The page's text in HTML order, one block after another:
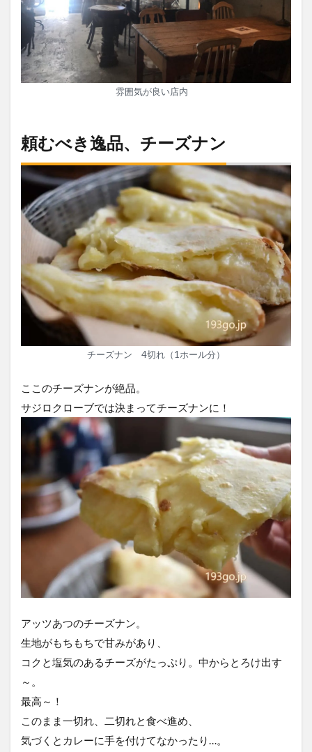
雰囲気が良い店内
頼むべき逸品、チーズナン
チーズナン 4切れ（1ホール分）
ここのチーズナンが絶品。
サジロクローブでは決まってチーズナンに！
アッツあつのチーズナン。
生地がもちもちで甘みがあり、
コクと塩気のあるチーズがたっぷり。中からとろけ出す
～。
最高～！
このまま一切れ、二切れと食べ進め、
気づくとカレーに手を付けてなかったり…。